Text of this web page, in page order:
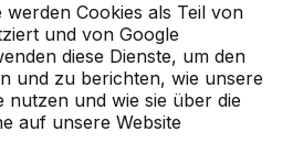
Cookies als Teil von
und von Google
diese Dienste, um den
und zu berichten, wie unsere
nutzen und wie sie über die
auf unsere Website